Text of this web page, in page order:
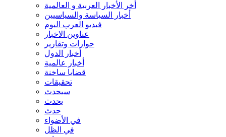
أخر الأخبار العربية و العالمية
أخبار السياسة والسياسيين
فيديو العرب اليوم
عناوين الاخبار
حوارات وتقارير
أخبار الدول
أخبار عالمية
قضايا ساخنة
تحقيقات
سيحدث
يحدث
حدث
في الأضواء
في الظل